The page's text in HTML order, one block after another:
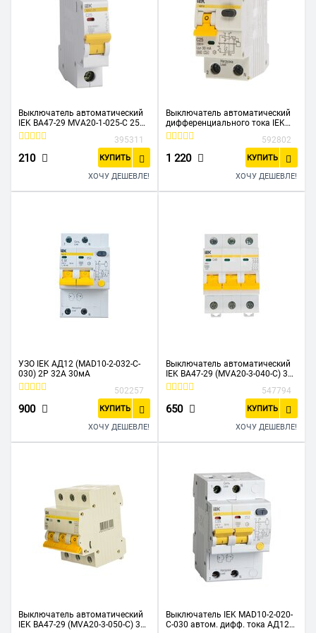
Выключатель автоматический
IEK ВА47-29 MVA20-1-025-C 25A
тип C 4.5kA 1П 230/400В 1мод
395311
210 КУПИТЬ
ХОЧУ ДЕШЕВЛЕ!
Выключатель автоматический
дифференциального тока IEK
АВДТ-32 ИЭК MAD22-5-025-C-30
1п+N 2модуля C 25A 30mA тип
A 6kA
592802
1 220 КУПИТЬ
ХОЧУ ДЕШЕВЛЕ!
УЗО IEK АД12 (MAD10-2-032-C-
030) 2Р 32А 30мА
502257
900 КУПИТЬ
ХОЧУ ДЕШЕВЛЕ!
Выключатель автоматический
IEK ВА47-29 (MVA20-3-040-C) 3Р
40А 4,5кА х-ка С
547794
650 КУПИТЬ
ХОЧУ ДЕШЕВЛЕ!
Выключатель автоматический
IEK ВА47-29 (MVA20-3-050-C) 3Р
Выключатель IEK MAD10-2-020-
C-030 автом. дифф. тока АД12